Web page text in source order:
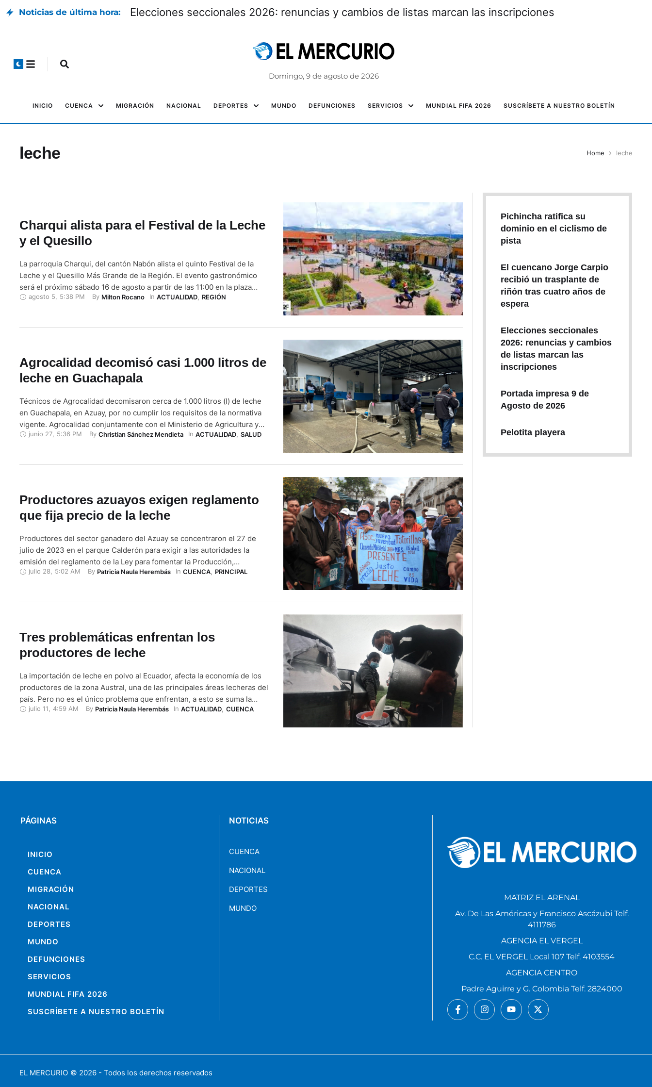
Noticias de última hora: Elecciones seccionales 2026: renuncias y cambios de listas marcan las inscripciones
Domingo, 9 de agosto de 2026
INICIO CUENCA MIGRACIÓN NACIONAL DEPORTES MUNDO DEFUNCIONES SERVICIOS MUNDIAL FIFA 2026 SUSCRÍBETE A NUESTRO BOLETÍN
leche Home leche
Charqui alista para el Festival de la Leche
y el Quesillo
La parroquia Charqui, del cantón Nabón alista el quinto Festival de la
Leche y el Quesillo Más Grande de la Región. El evento gastronómico
será el próximo sábado 16 de agosto a partir de las 11:00 en la plaza
central de la parroquia. El mismo contará con concursos y una serie de
agosto 5 5:38 PM By Milton Rocano In ACTUALIDAD, REGIÓN
Agrocalidad decomisó casi 1.000 litros de
leche en Guachapala
Técnicos de Agrocalidad decomisaron cerca de 1.000 litros (l) de leche
en Guachapala, en Azuay, por no cumplir los requisitos de la normativa
vigente. Agrocalidad conjuntamente con el Ministerio de Agricultura y
Ganadería (MAG) y la Gobernación de Azuay hicieron un operativo de
junio 27 5:36 PM By Christian Sánchez Mendieta In ACTUALIDAD, SALUD
Productores azuayos exigen reglamento
que fija precio de la leche
Productores del sector ganadero del Azuay se concentraron el 27 de
julio de 2023 en el parque Calderón para exigir a las autoridades la
emisión del reglamento de la Ley para fomentar la Producción,
Comercialización, Industrialización, Consumo y Fijación del Precio de la
julio 28 5:02 AM By Patricia Naula Herembás In CUENCA, PRINCIPAL
Tres problemáticas enfrentan los
productores de leche
La importación de leche en polvo al Ecuador, afecta la economía de los
productores de la zona Austral, una de las principales áreas lecheras del
país. Pero no es el único problema que enfrentan, a esto se suma la
informalidad de los intermediarios y la falta del reglamento para aplicar
julio 11 4:59 AM By Patricia Naula Herembás In ACTUALIDAD, CUENCA
Pichincha ratifica su
dominio en el ciclismo de
pista
El cuencano Jorge Carpio
recibió un trasplante de
riñón tras cuatro años de
espera
Elecciones seccionales
2026: renuncias y cambios
de listas marcan las
inscripciones
Portada impresa 9 de
Agosto de 2026
Pelotita playera
PÁGINAS
INICIO
CUENCA
MIGRACIÓN
NACIONAL
DEPORTES
MUNDO
DEFUNCIONES
SERVICIOS
MUNDIAL FIFA 2026
SUSCRÍBETE A NUESTRO BOLETÍN
NOTICIAS
CUENCA
NACIONAL
DEPORTES
MUNDO
MATRIZ EL ARENAL
Av. De Las Américas y Francisco Ascázubi Telf.
4111786
AGENCIA EL VERGEL
C.C. EL VERGEL Local 107 Telf. 4103554
AGENCIA CENTRO
Padre Aguirre y G. Colombia Telf. 2824000
EL MERCURIO © 2026 - Todos los derechos reservados